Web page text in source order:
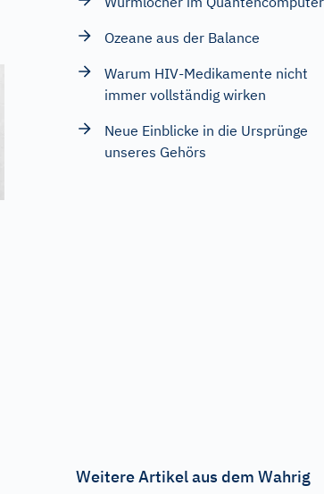
Ozeane aus der Balance
Warum HIV-Medikamente nicht
immer vollständig wirken
Neue Einblicke in die Ursprünge
unseres Gehörs
Weitere Artikel aus dem Wahrig